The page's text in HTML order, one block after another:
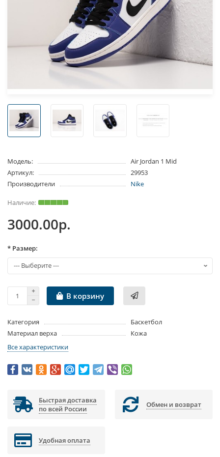
Модель:
Air Jordan 1 Mid
Артикул:
29953
Производители
Nike
3000.00р.
* Размер:
В корзину
Категория
Баскетбол
Материал верха
Кожа
Все характеристики
Быстрая доставка
по всей России
Обмен и возврат
Удобная оплата